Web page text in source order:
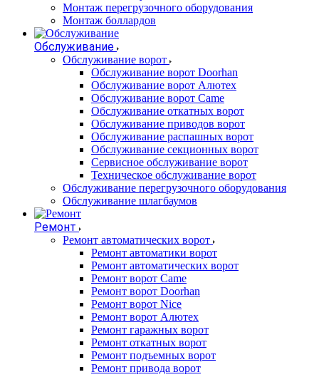
Монтаж перегрузочного оборудования
Монтаж боллардов
Обслуживание
Обслуживание ворот
Обслуживание ворот Doorhan
Обслуживание ворот Алютех
Обслуживание ворот Сame
Обслуживание откатных ворот
Обслуживание приводов ворот
Обслуживание распашных ворот
Обслуживание секционных ворот
Сервисное обслуживание ворот
Техническое обслуживание ворот
Обслуживание перегрузочного оборудования
Обслуживание шлагбаумов
Ремонт
Ремонт автоматических ворот
Ремонт автоматики ворот
Ремонт автоматических ворот
Ремонт ворот Came
Ремонт ворот Doorhan
Ремонт ворот Nice
Ремонт ворот Алютех
Ремонт гаражных ворот
Ремонт откатных ворот
Ремонт подъемных ворот
Ремонт привода ворот